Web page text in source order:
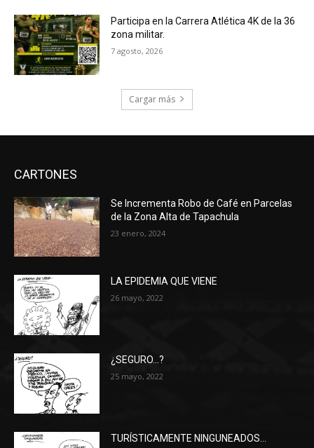
Participa en la Carrera Atlética 4K de la 36
zona militar.
7 agosto, 2026
Cargar más
CARTONES
Se Incrementa Robo de Café en Parcelas
de la Zona Alta de Tapachula
23 enero, 2024
LA EPIDEMIA QUE VIENE
26 mayo, 2022
¿SEGURO…?
25 mayo, 2022
TURÍSTICAMENTE NINGUNEADOS…